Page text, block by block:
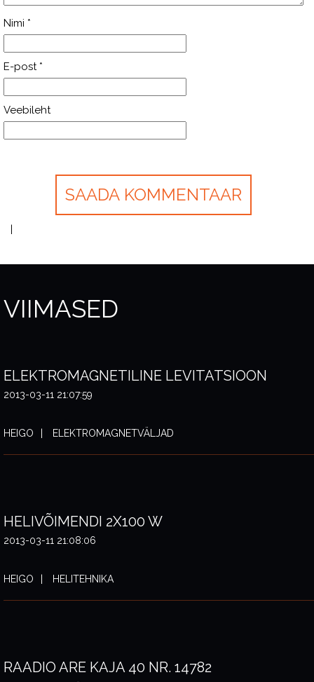
Nimi *
E-post *
Veebileht
VIIMASED
ELEKTROMAGNETILINE LEVITATSIOON
2013-03-11 21:07:59
HEIGO ELEKTROMAGNETVÄLJAD
HELIVÕIMENDI 2X100 W
2013-03-11 21:08:06
HEIGO HELITEHNIKA
RAADIO ARE KAJA 40 NR. 14782